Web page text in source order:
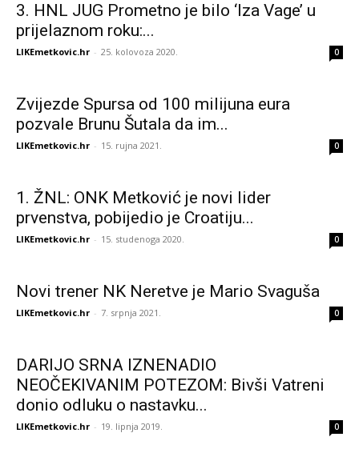
3. HNL JUG Prometno je bilo ‘Iza Vage’ u
prijelaznom roku:...
LIKEmetkovic.hr - 25. kolovoza 2020. 0
Zvijezde Spursa od 100 milijuna eura
pozvale Brunu Šutala da im...
LIKEmetkovic.hr - 15. rujna 2021. 0
1. ŽNL: ONK Metković je novi lider
prvenstva, pobijedio je Croatiju...
LIKEmetkovic.hr - 15. studenoga 2020. 0
Novi trener NK Neretve je Mario Svaguša
LIKEmetkovic.hr - 7. srpnja 2021. 0
DARIJO SRNA IZNENADIO
NEOČEKIVANIM POTEZOM: Bivši Vatreni
donio odluku o nastavku...
LIKEmetkovic.hr - 19. lipnja 2019. 0